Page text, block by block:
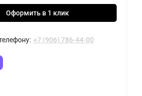
Оформить в 1 клик
+7 (906) 786-44-00